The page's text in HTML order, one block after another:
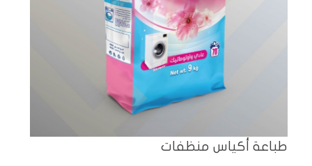
طباعة أكياس منظفات